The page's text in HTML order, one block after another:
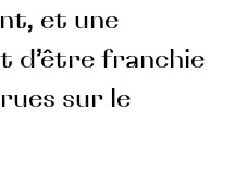
et une
d’être franchie
sur le